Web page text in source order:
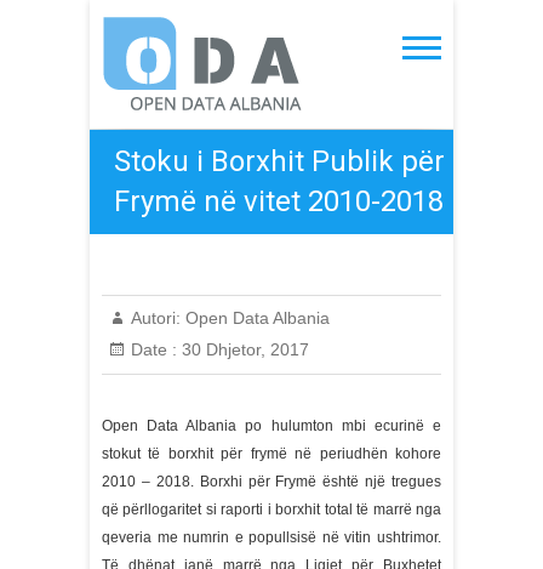
content
Open Data Albania
Stoku i Borxhit Publik për
Frymë në vitet 2010-2018
Autori: Open Data Albania
Date : 30 Dhjetor, 2017
Open Data Albania po hulumton mbi ecurinë e
stokut të borxhit për frymë në periudhën kohore
2010 – 2018. Borxhi për Frymë është një tregues
që përllogaritet si raporti i borxhit total të marrë nga
qeveria me numrin e popullsisë në vitin ushtrimor.
Të dhënat janë marrë nga Ligjet për Buxhetet